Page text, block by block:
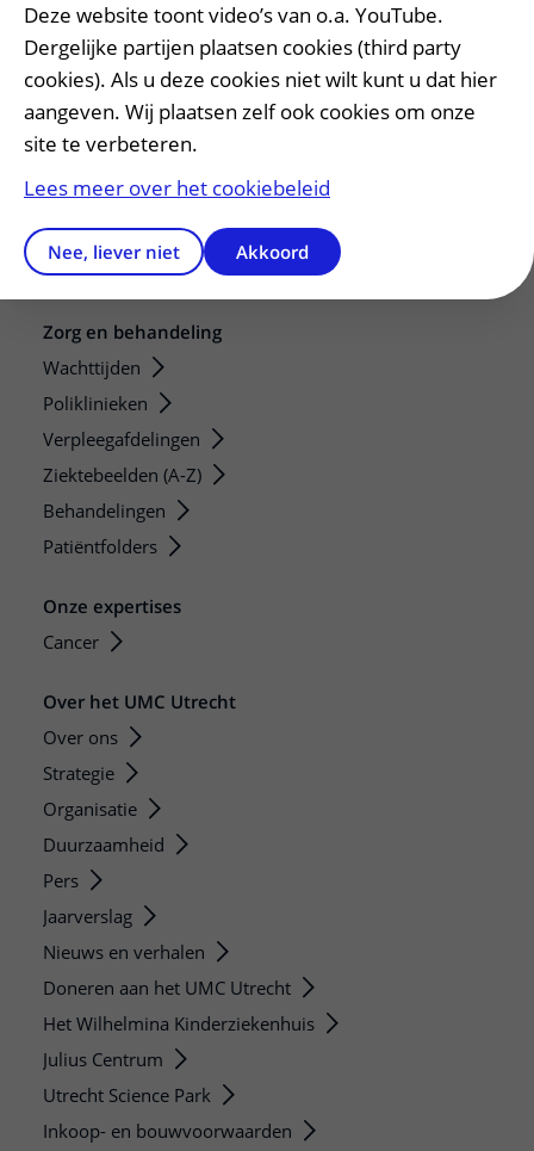
Contact
Wat is uw ervaring met het UMC Utrecht?
Adres en route
Parkeren
Restaurants en winkels
Apotheek
Gastenverblijf
Zorg en behandeling
Wachttijden
Poliklinieken
Verpleegafdelingen
Ziektebeelden (A-Z)
Behandelingen
Patiëntfolders
Onze expertises
Cancer
Over het UMC Utrecht
Over ons
Strategie
Organisatie
Duurzaamheid
Pers
Jaarverslag
Nieuws en verhalen
Doneren aan het UMC Utrecht
Het Wilhelmina Kinderziekenhuis
Julius Centrum
Utrecht Science Park
Inkoop- en bouwvoorwaarden
Deze website toont video’s van o.a. YouTube.
Dergelijke partijen plaatsen cookies (third party
cookies). Als u deze cookies niet wilt kunt u dat hier
aangeven. Wij plaatsen zelf ook cookies om onze
site te verbeteren.
Lees meer over het cookiebeleid
Nee, liever niet Akkoord